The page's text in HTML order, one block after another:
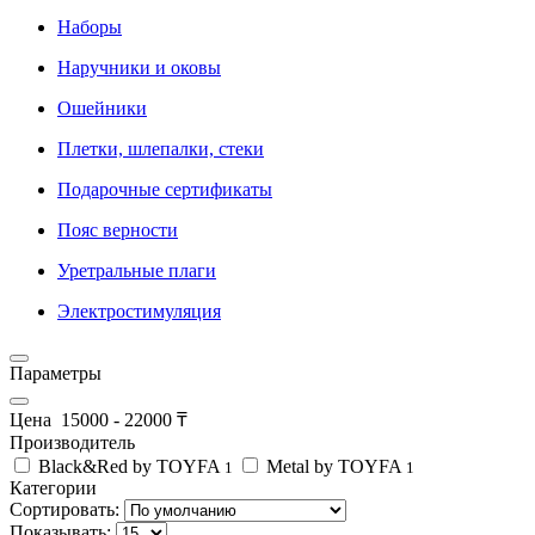
Наборы
Наручники и оковы
Ошейники
Плетки, шлепалки, стеки
Подарочные сертификаты
Пояс верности
Уретральные плаги
Электростимуляция
Параметры
Цена 15000 - 22000 ₸
Производитель
Black&Red by TOYFA 1 Metal by TOYFA 1
Категории
Сортировать: